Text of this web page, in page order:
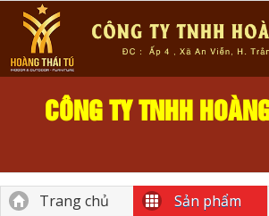
CÔNG TY TNHH
Trang chủ Sản phẩm